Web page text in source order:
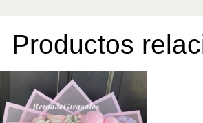
Productos